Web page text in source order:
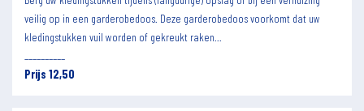
veilig op in een garderobedoos. Deze garderobedoos voorkomt dat uw
kledingstukken vuil worden of gekreukt raken...
Prijs 12,50